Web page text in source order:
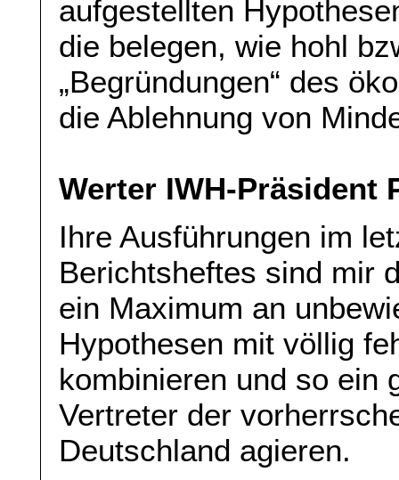
aufgestellten
die belegen, wie hohl
„Begründungen“ des
die Ablehnung von
Werter IWH-Präsident
Ihre Ausführungen im
Berichtsheftes sind mir
ein Maximum an
Hypothesen mit völlig
kombinieren und so ein
Vertreter der
Deutschland agieren.